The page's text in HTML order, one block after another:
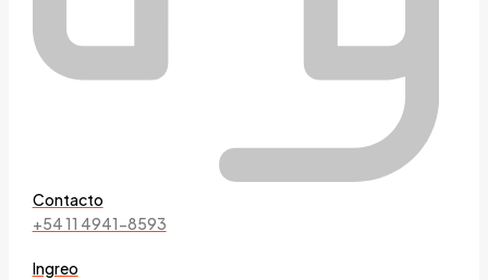
Contacto
+54 11 4941-8593
Ingreo